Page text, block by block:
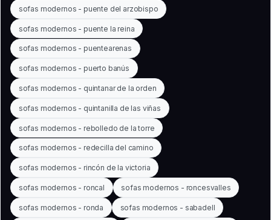
sofas modernos - puente del arzobispo
sofas modernos - puente la reina
sofas modernos - puentearenas
sofas modernos - puerto banús
sofas modernos - quintanar de la orden
sofas modernos - quintanilla de las viñas
sofas modernos - rebolledo de la torre
sofas modernos - redecilla del camino
sofas modernos - rincón de la victoria
sofas modernos - roncal sofas modernos - roncesvalles
sofas modernos - ronda sofas modernos - sabadell